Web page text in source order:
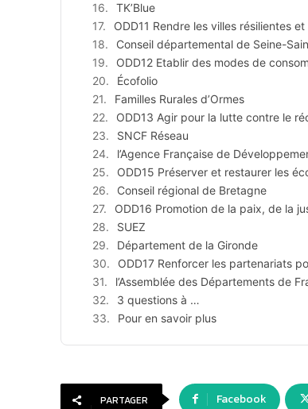
TK’Blue
ODD11 Rendre les villes résilientes
Conseil départemental de Seine-
ODD12 Etablir des modes de
Écofolio
Familles Rurales d’Ormes
ODD13 Agir pour la lutte contre le
SNCF Réseau
l’Agence Française de
ODD15 Préserver et restaurer les
Conseil régional de Bretagne
ODD16 Promotion de la paix, de la
SUEZ
Département de la Gironde
ODD17 Renforcer les partenariats
l’Assemblée des Départements de
3 questions à …
Pour en savoir plus
PARTAGER Facebook